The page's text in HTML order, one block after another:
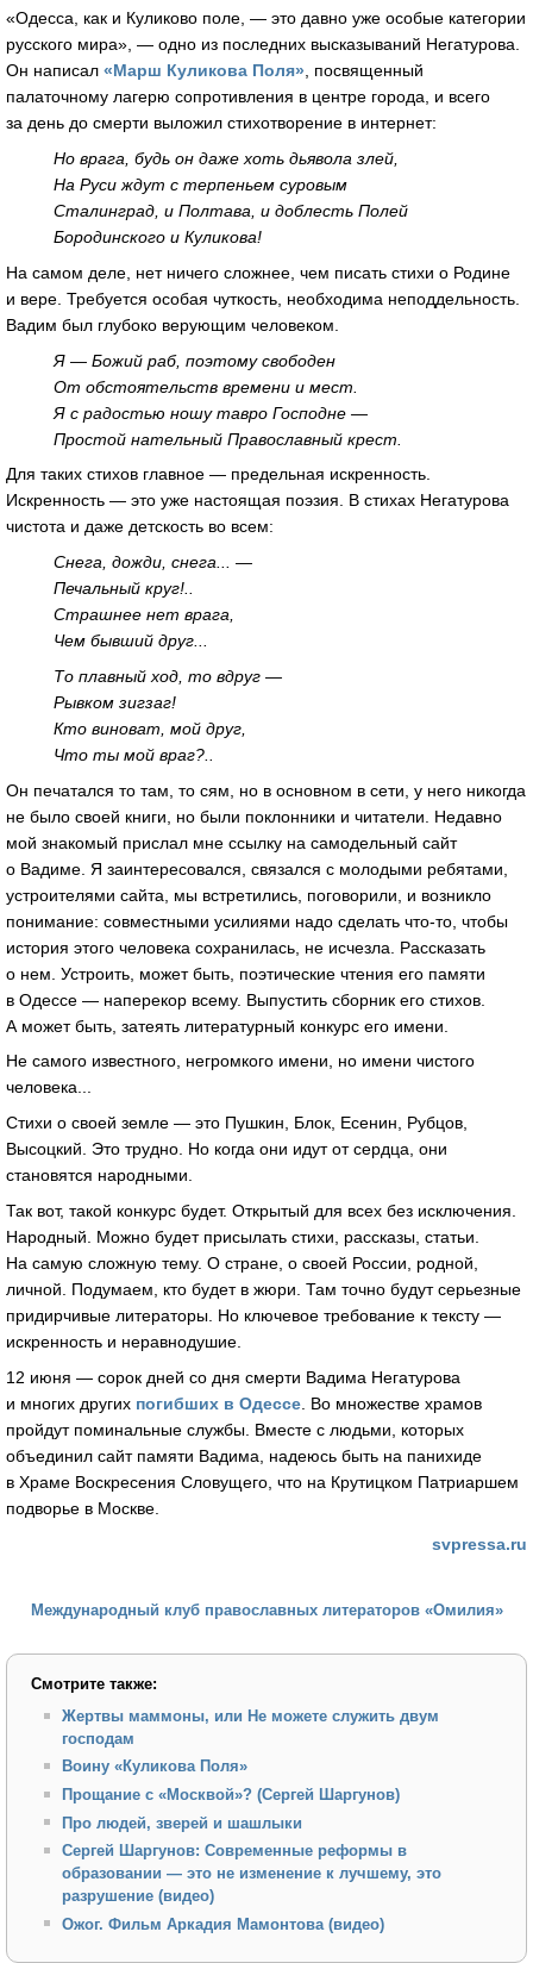
«Одесса, как и Куликово поле, — это давно уже особые категории
русского мира», — одно из последних высказываний Негатурова.
Он написал «Марш Куликова Поля», посвященный
палаточному лагерю сопротивления в центре города, и всего
за день до смерти выложил стихотворение в интернет:
Но врага, будь он даже хоть дьявола злей,
На Руси ждут с терпеньем суровым
Сталинград, и Полтава, и доблесть Полей
Бородинского и Куликова!
На самом деле, нет ничего сложнее, чем писать стихи о Родине
и вере. Требуется особая чуткость, необходима неподдельность.
Вадим был глубоко верующим человеком.
Я — Божий раб, поэтому свободен
От обстоятельств времени и мест.
Я с радостью ношу тавро Господне —
Простой нательный Православный крест.
Для таких стихов главное — предельная искренность.
Искренность — это уже настоящая поэзия. В стихах Негатурова
чистота и даже детскость во всем:
Снега, дожди, снега... —
Печальный круг!..
Страшнее нет врага,
Чем бывший друг...
То плавный ход, то вдруг —
Рывком зигзаг!
Кто виноват, мой друг,
Что ты мой враг?..
Он печатался то там, то сям, но в основном в сети, у него никогда
не было своей книги, но были поклонники и читатели. Недавно
мой знакомый прислал мне ссылку на самодельный сайт
о Вадиме. Я заинтересовался, связался с молодыми ребятами,
устроителями сайта, мы встретились, поговорили, и возникло
понимание: совместными усилиями надо сделать что-то, чтобы
история этого человека сохранилась, не исчезла. Рассказать
о нем. Устроить, может быть, поэтические чтения его памяти
в Одессе — наперекор всему. Выпустить сборник его стихов.
А может быть, затеять литературный конкурс его имени.
Не самого известного, негромкого имени, но имени чистого
человека...
Стихи о своей земле — это Пушкин, Блок, Есенин, Рубцов,
Высоцкий. Это трудно. Но когда они идут от сердца, они
становятся народными.
Так вот, такой конкурс будет. Открытый для всех без исключения.
Народный. Можно будет присылать стихи, рассказы, статьи.
На самую сложную тему. О стране, о своей России, родной,
личной. Подумаем, кто будет в жюри. Там точно будут серьезные
придирчивые литераторы. Но ключевое требование к тексту —
искренность и неравнодушие.
12 июня — сорок дней со дня смерти Вадима Негатурова
и многих других погибших в Одессе . Во множестве храмов
пройдут поминальные службы. Вместе с людьми, которых
объединил сайт памяти Вадима, надеюсь быть на панихиде
в Храме Воскресения Словущего, что на Крутицком Патриаршем
подворье в Москве.
svpressa.ru
Международный клуб православных литераторов «Омилия»
Смотрите также:
Жертвы маммоны, или Не можете служить двум
господам
Воину «Куликова Поля»
Прощание с «Москвой»? (Сергей Шаргунов)
Про людей, зверей и шашлыки
Сергей Шаргунов: Современные реформы в
образовании — это не изменение к лучшему, это
разрушение (видео)
Ожог. Фильм Аркадия Мамонтова (видео)